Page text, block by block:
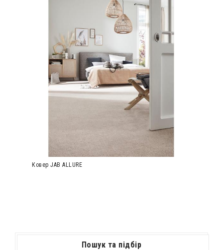
Ковер JAB ALLURE
Пошук та підбір